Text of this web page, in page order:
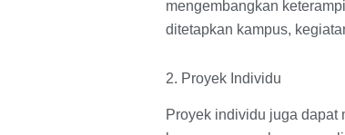
mengembangkan
ditetapkan kampus,
2. Proyek Individu
Proyek individu juga dapat